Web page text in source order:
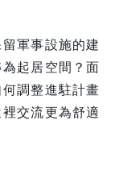
軍事設施的建
起居空間？面
調整進駐計畫
交流更為舒適